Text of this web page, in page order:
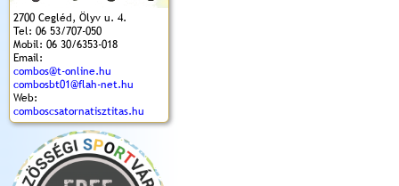
2700 Cegléd, Ölyv u. 4.
Tel: 06 53/707-050
Mobil: 06 30/6353-018
Email:
combos@t-online.hu
combosbt01@flah-net.hu
Web:
comboscsatornatisztitas.hu